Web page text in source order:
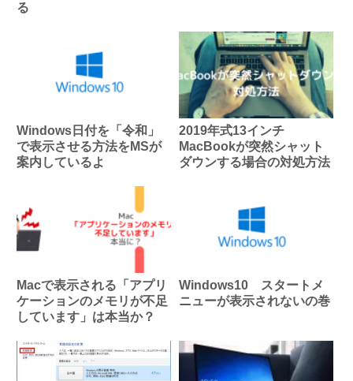
る
Windows日付を「令和」
で表示させる方法をMSが
案内しているよ
2019年式13インチ
MacBookが突然シャット
ダウンする場合の対処方法
Macで表示される「アプリ
ケーションのメモリが不足
しています」は本当か？
Windows10 スタートメ
ニューが表示されないの巻